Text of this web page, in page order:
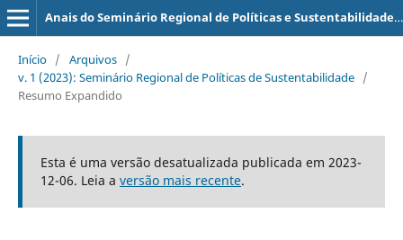
Anais do Seminário Regional de Políticas e Sustentabilidade (SERPS)
Início / Arquivos /
v. 1 (2023): Seminário Regional de Políticas de Sustentabilidade /
Resumo Expandido
Esta é uma versão desatualizada publicada em 2023-
12-06. Leia a versão mais recente.